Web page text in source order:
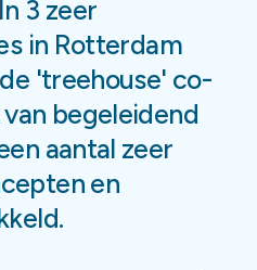
3 zeer
in Rotterdam
'treehouse' co-
begeleidend
aantal zeer
en